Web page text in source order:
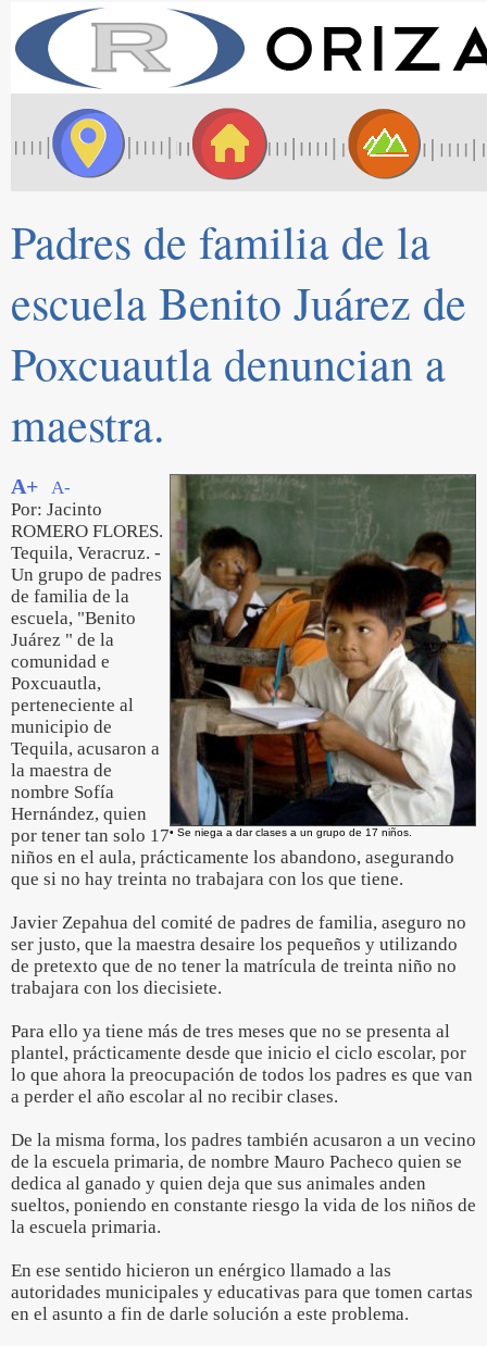
Padres de familia de la
escuela Benito Juárez de
Poxcuautla denuncian a
maestra.
• Se niega a dar clases a un grupo de 17 niños.
A+
A-
Por: Jacinto
ROMERO FLORES.
Tequila, Veracruz. -
Un grupo de padres
de familia de la
escuela, "Benito
Juárez " de la
comunidad e
Poxcuautla,
perteneciente al
municipio de
Tequila, acusaron a
la maestra de
nombre Sofía
Hernández, quien
por tener tan solo 17
niños en el aula, prácticamente los abandono, asegurando
que si no hay treinta no trabajara con los que tiene.
Javier Zepahua del comité de padres de familia, aseguro no
ser justo, que la maestra desaire los pequeños y utilizando
de pretexto que de no tener la matrícula de treinta niño no
trabajara con los diecisiete.
Para ello ya tiene más de tres meses que no se presenta al
plantel, prácticamente desde que inicio el ciclo escolar, por
lo que ahora la preocupación de todos los padres es que van
a perder el año escolar al no recibir clases.
De la misma forma, los padres también acusaron a un vecino
de la escuela primaria, de nombre Mauro Pacheco quien se
dedica al ganado y quien deja que sus animales anden
sueltos, poniendo en constante riesgo la vida de los niños de
la escuela primaria.
En ese sentido hicieron un enérgico llamado a las
autoridades municipales y educativas para que tomen cartas
en el asunto a fin de darle solución a este problema.